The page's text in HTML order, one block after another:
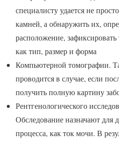
специалисту удается не
камней, а обнаружить их,
расположение,
как тип, размер и форма
Компьютерной томографии.
проводится в случае, если
получить полную картину
Рентгенологического
Обследование назначают для
процесса, как ток мочи. В